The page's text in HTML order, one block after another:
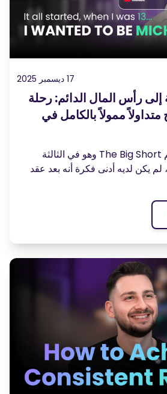
17 ديسمبر 2025
إلى رأس المال الدائم: رحلة
متداولاً ممولاً بالكامل في
عندما شاهد نيكولا فيلم The Big Short وهو في الثالثة
يكن لديه أدنى فكرة أنه بعد عقد